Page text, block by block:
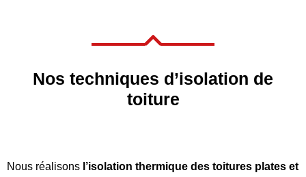

Nos techniques d’isolation de
toiture
Nous réalisons l’isolation thermique des toitures plates et